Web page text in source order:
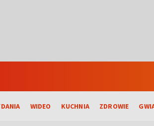
WIDEO KUCHNIA ZDROWIE